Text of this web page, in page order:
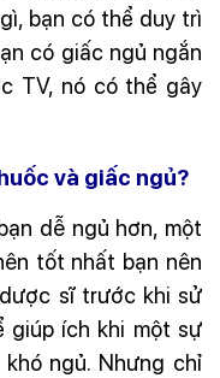
bạn có thể duy trì
có giấc ngủ ngắn
TV, nó có thể gây
và giấc ngủ?
dễ ngủ hơn, một
tốt nhất bạn nên
sĩ trước khi sử
giúp ích khi một sự
ngủ. Nhưng chỉ